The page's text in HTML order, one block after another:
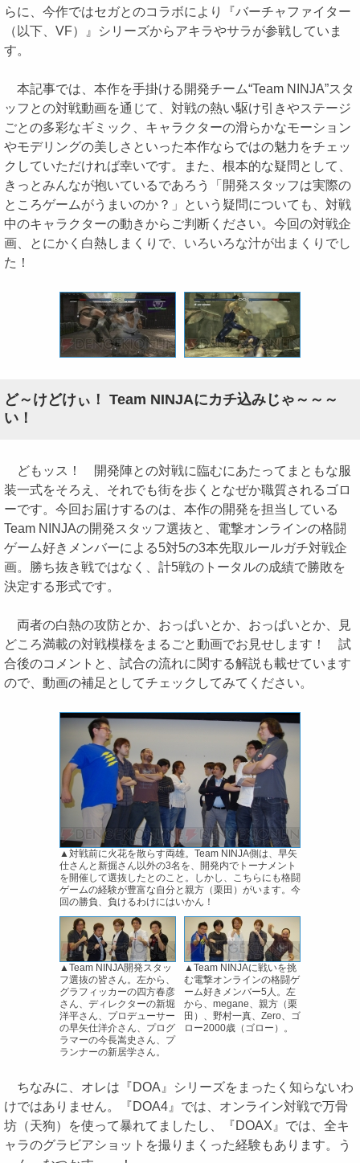
らに、今作ではセガとのコラボにより『バーチャファイター
（以下、VF）』シリーズからアキラやサラが参戦していま
す。
本記事では、本作を手掛ける開発チーム“Team NINJA”スタ
ッフとの対戦動画を通じて、対戦の熱い駆け引きやステージ
ごとの多彩なギミック、キャラクターの滑らかなモーション
やモデリングの美しさといった本作ならではの魅力をチェッ
クしていただければ幸いです。また、根本的な疑問として、
きっとみんなが抱いているであろう「開発スタッフは実際の
ところゲームがうまいのか？」という疑問についても、対戦
中のキャラクターの動きからご判断ください。今回の対戦企
画、とにかく白熱しまくりで、いろいろな汁が出まくりでし
た！
ど～けどけぃ！ Team NINJAにカチ込みじゃ～～～
い！
どもッス！ 開発陣との対戦に臨むにあたってまともな服
装一式をそろえ、それでも街を歩くとなぜか職質されるゴロ
ーです。今回お届けするのは、本作の開発を担当している
Team NINJAの開発スタッフ選抜と、電撃オンラインの格闘
ゲーム好きメンバーによる5対5の3本先取ルールガチ対戦企
画。勝ち抜き戦ではなく、計5戦のトータルの成績で勝敗を
決定する形式です。
両者の白熱の攻防とか、おっぱいとか、おっぱいとか、見
どころ満載の対戦模様をまるごと動画でお見せします！ 試
合後のコメントと、試合の流れに関する解説も載せています
ので、動画の補足としてチェックしてみてください。
▲対戦前に火花を散らす両雄。Team NINJA側は、早矢
仕さんと新掘さん以外の3名を、開発内でトーナメント
を開催して選抜したとのこと。しかし、こちらにも格闘
ゲームの経験が豊富な自分と親方（栗田）がいます。今
回の勝負、負けるわけにはいかん！
▲Team NINJA開発スタッ
フ選抜の皆さん。左から、
グラフィッカーの四方春彦
さん、ディレクターの新堀
洋平さん、プロデューサー
の早矢仕洋介さん、プログ
ラマーの今長嵩史さん、プ
ランナーの新居学さん。
▲Team NINJAに戦いを挑
む電撃オンラインの格闘ゲ
ーム好きメンバー5人。左
から、megane、親方（栗
田）、野村一真、Zero、ゴ
ロー2000歳（ゴロー）。
ちなみに、オレは『DOA』シリーズをまったく知らないわ
けではありません。『DOA4』では、オンライン対戦で万骨
坊（天狗）を使って暴れてましたし、『DOAX』では、全キ
ャラのグラビアショットを撮りまくった経験もあります。う